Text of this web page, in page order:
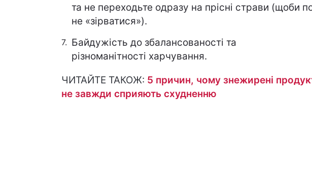
та не переходьте одразу на прісні страви (щоби
не «зірватися»).
Байдужість до збалансованості та
різноманітності харчування.
ЧИТАЙТЕ ТАКОЖ: 5 причин, чому знежирені
не завжди сприяють схудненню